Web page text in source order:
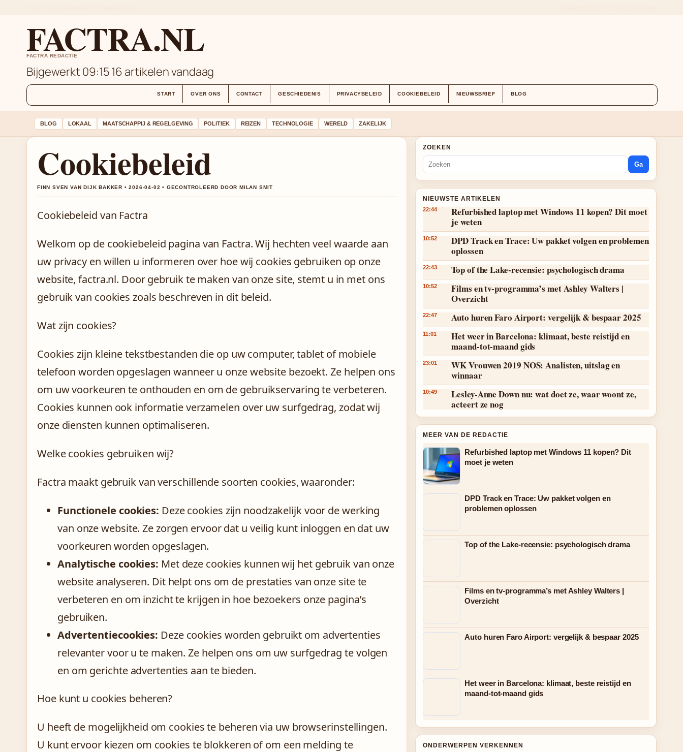
FACTRA.NL
FACTRA REDACTIE
Bijgewerkt 09:1516 artikelen vandaag
START OVER ONS CONTACT GESCHIEDENIS PRIVACYBELEID COOKIEBELEID NIEUWSBRIEF BLOG
BLOG LOKAAL MAATSCHAPPIJ & REGELGEVING POLITIEK REIZEN TECHNOLOGIE WERELD ZAKELIJK
Cookiebeleid
FINN SVEN VAN DIJK BAKKER • 2026-04-02 • GECONTROLEERD DOOR MILAN SMIT
Cookiebeleid van Factra
Welkom op de cookiebeleid pagina van Factra. Wij hechten veel waarde aan
uw privacy en willen u informeren over hoe wij cookies gebruiken op onze
website, factra.nl. Door gebruik te maken van onze site, stemt u in met ons
gebruik van cookies zoals beschreven in dit beleid.
Wat zijn cookies?
Cookies zijn kleine tekstbestanden die op uw computer, tablet of mobiele
telefoon worden opgeslagen wanneer u onze website bezoekt. Ze helpen ons
om uw voorkeuren te onthouden en om de gebruikservaring te verbeteren.
Cookies kunnen ook informatie verzamelen over uw surfgedrag, zodat wij
onze diensten kunnen optimaliseren.
Welke cookies gebruiken wij?
Factra maakt gebruik van verschillende soorten cookies, waaronder:
Functionele cookies: Deze cookies zijn noodzakelijk voor de werking
van onze website. Ze zorgen ervoor dat u veilig kunt inloggen en dat uw
voorkeuren worden opgeslagen.
Analytische cookies: Met deze cookies kunnen wij het gebruik van onze
website analyseren. Dit helpt ons om de prestaties van onze site te
verbeteren en om inzicht te krijgen in hoe bezoekers onze pagina’s
gebruiken.
Advertentiecookies: Deze cookies worden gebruikt om advertenties
relevanter voor u te maken. Ze helpen ons om uw surfgedrag te volgen
en om gerichte advertenties aan te bieden.
Hoe kunt u cookies beheren?
U heeft de mogelijkheid om cookies te beheren via uw browserinstellingen.
U kunt ervoor kiezen om cookies te blokkeren of om een melding te
ZOEKEN
Ga
NIEUWSTE ARTIKELEN
22:44
Refurbished laptop met Windows 11 kopen? Dit moet
je weten
10:52
DPD Track en Trace: Uw pakket volgen en problemen
oplossen
22:43 Top of the Lake-recensie: psychologisch drama
10:52
Films en tv-programma’s met Ashley Walters |
Overzicht
22:47 Auto huren Faro Airport: vergelijk & bespaar 2025
11:01
Het weer in Barcelona: klimaat, beste reistijd en
maand-tot-maand gids
23:01
WK Vrouwen 2019 NOS: Analisten, uitslag en
winnaar
10:49
Lesley-Anne Down nu: wat doet ze, waar woont ze,
acteert ze nog
MEER VAN DE REDACTIE
Refurbished laptop met Windows 11 kopen? Dit
moet je weten
DPD Track en Trace: Uw pakket volgen en
problemen oplossen
Top of the Lake-recensie: psychologisch drama
Films en tv-programma’s met Ashley Walters |
Overzicht
Auto huren Faro Airport: vergelijk & bespaar 2025
Het weer in Barcelona: klimaat, beste reistijd en
maand-tot-maand gids
ONDERWERPEN VERKENNEN